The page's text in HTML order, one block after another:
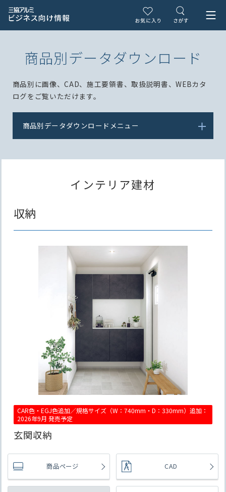
商品別データダウンロード
商品別に画像、CAD、施工要領書、取扱説明書、WEBカタ
ログをご覧いただけます。
商品別データダウンロードメニュー
インテリア建材
収納
CAR色・EGJ色追加／規格サイズ（W：740mm・D：330mm）追加：
2026年9月 発売予定
玄関収納
商品ページ CAD